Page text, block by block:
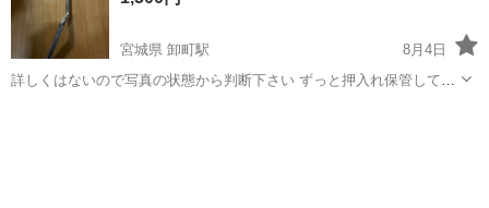
宮城県 卸町駅
8月4日
詳しくはないので写真の状態から判断下さい ずっと押入れ保管してま